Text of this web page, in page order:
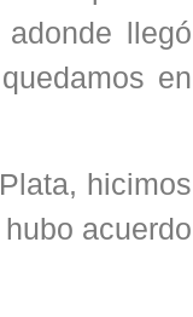
llegó
en
hicimos
acuerdo